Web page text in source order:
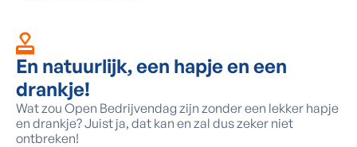
En natuurlijk, een hapje en een
drankje!
Wat zou Open Bedrijvendag zijn zonder een lekker hapje
en drankje? Juist ja, dat kan en zal dus zeker niet
ontbreken!